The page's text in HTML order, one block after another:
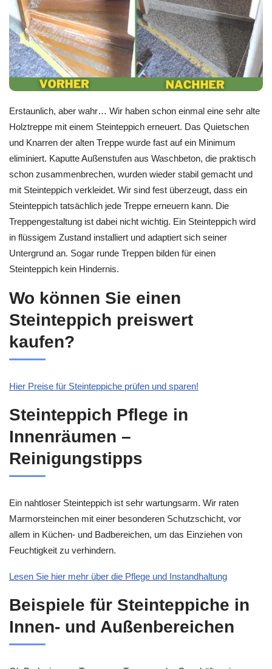
Erstaunlich, aber wahr… Wir haben schon einmal eine sehr alte
Holztreppe mit einem Steinteppich erneuert. Das Quietschen
und Knarren der alten Treppe wurde fast auf ein Minimum
eliminiert. Kaputte Außenstufen aus Waschbeton, die praktisch
schon zusammenbrechen, wurden wieder stabil gemacht und
mit Steinteppich verkleidet. Wir sind fest überzeugt, dass ein
Steinteppich tatsächlich jede Treppe erneuern kann. Die
Treppengestaltung ist dabei nicht wichtig. Ein Steinteppich wird
in flüssigem Zustand installiert und adaptiert sich seiner
Untergrund an. Sogar runde Treppen bilden für einen
Steinteppich kein Hindernis.
Wo können Sie einen
Steinteppich preiswert
kaufen?
Hier Preise für Steinteppiche prüfen und sparen!
Steinteppich Pflege in
Innenräumen –
Reinigungstipps
Ein nahtloser Steinteppich ist sehr wartungsarm. Wir raten
Marmorsteinchen mit einer besonderen Schutzschicht, vor
allem in Küchen- und Badbereichen, um das Einziehen von
Feuchtigkeit zu verhindern.
Lesen Sie hier mehr über die Pflege und Instandhaltung
Beispiele für Steinteppiche in
Innen- und Außenbereichen